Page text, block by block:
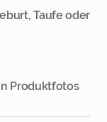
Taufe oder
Produktfotos